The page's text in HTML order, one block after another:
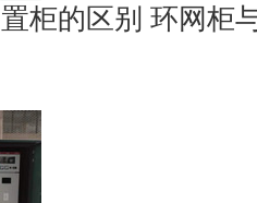
柜的区别 环网柜